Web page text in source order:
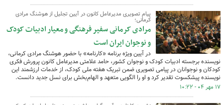
پیام تصویری مدیرعامل کانون در آیین تجلیل از هوشنگ مرادی
کرمانی؛
مرادی کرمانی سفیر فرهنگی و معیار ادبیات کودک
و نوجوان ایران است
در آیین ویژه برنامه «کارنامه» با حضور هوشنگ مرادی کرمانی،
نویسنده برجسته ادبیات کودک و نوجوان کشور، حامد علامتی مدیرعامل کانون پرورش فکری
کودکان و نوجوانان در پیامی تصویری ضمن تبریک هفته ملی کودک، از خدمات ارزشمند این
نویسنده پیشکسوت تقدیر کرد و او را الگویی متعهد و الهام‌بخش برای نسل جدید دانست.
۱۷ مهر ۰۴ - ۱۰:۲۲